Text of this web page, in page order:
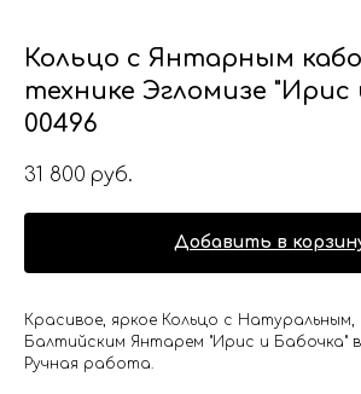
Кольцо с Янтарным
технике Эгломизе "Ирис
00496
31 800 руб.
Добавить в
Красивое, яркое Кольцо с Натуральным,
Балтийским Янтарем "Ирис и Бабочка" в
Ручная работа.